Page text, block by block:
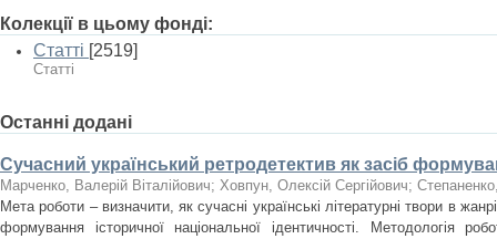
Колекції в цьому фонді:
Статті [2519]
Статті
Останні додані
Сучасний український ретродетектив як засіб
Марченко, Валерій Віталійович; Ховпун, Олексій Сергійович;
Мета роботи – визначити, як сучасні українські літературні твори в
формування історичної національної ідентичності. Методологія